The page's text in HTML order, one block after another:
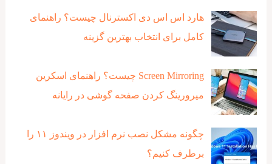
هارد اس اس دی اکسترنال چیست؟ راهنمای
کامل برای انتخاب بهترین گزینه
Screen Mirroring چیست؟ راهنمای اسکرین
میرورینگ کردن صفحه گوشی در رایانه
چگونه مشکل نصب نرم افزار در ویندوز ۱۱ را
برطرف کنیم؟